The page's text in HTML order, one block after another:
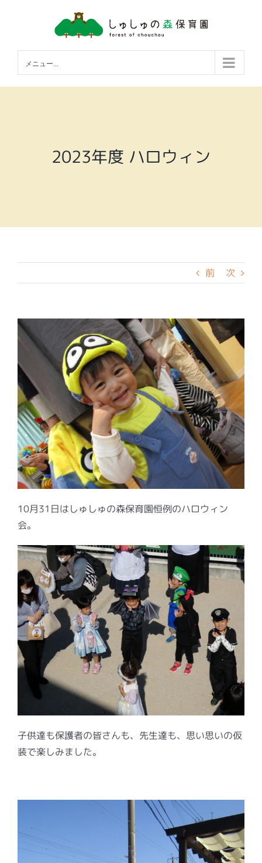
メニュー...
2023年度 ハロウィン
前 次
10月31日はしゅしゅの森保育園恒例のハロウィン
会。
子供達も保護者の皆さんも、先生達も、思い思いの仮
装で楽しみました。